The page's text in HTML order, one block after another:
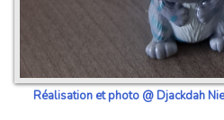
Réalisation et photo @ Djackdah